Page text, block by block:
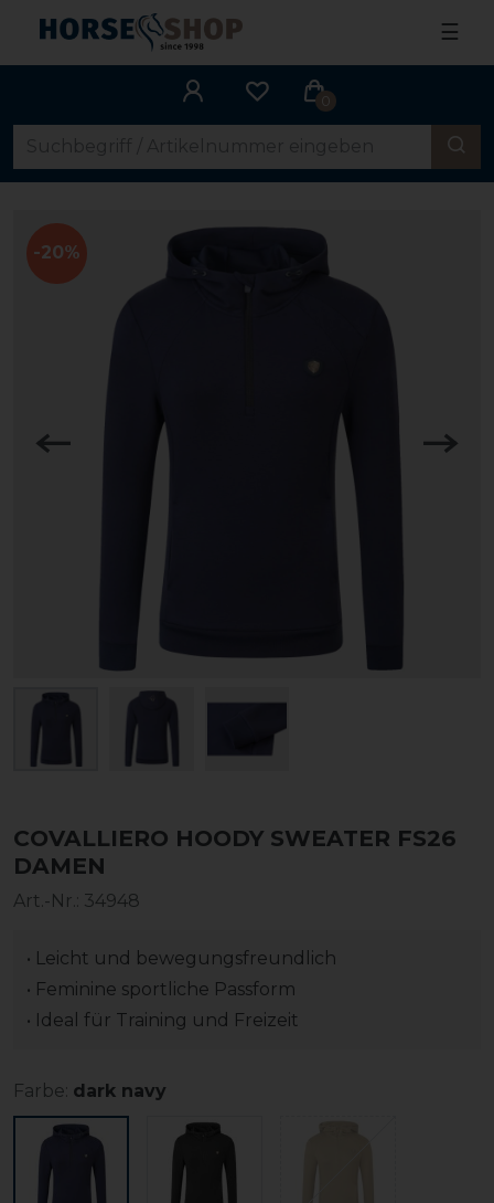
☰
0
-20%
COVALLIERO HOODY SWEATER FS26
DAMEN
Art.-Nr.: 34948
• Leicht und bewegungsfreundlich
• Feminine sportliche Passform
• Ideal für Training und Freizeit
Farbe: dark navy